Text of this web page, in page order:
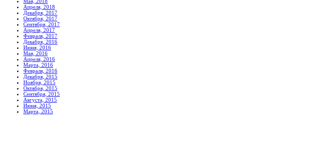
Апреля, 2018
Декабря, 2017
Октября, 2017
Сентября, 2017
Апреля, 2017
Февраля, 2017
Декабря, 2016
Июня, 2016
Мая, 2016
Апреля, 2016
Марта, 2016
Февраля, 2016
Декабря, 2015
Ноября, 2015
Октября, 2015
Сентября, 2015
Августа, 2015
Июня, 2015
Марта, 2015